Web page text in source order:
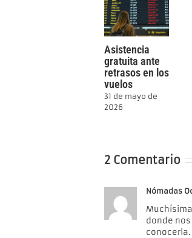
Asistencia
gratuita ante
retrasos en los
vuelos
31 de mayo de
2026
2 Comentario
Nómadas
donde
conocerla.